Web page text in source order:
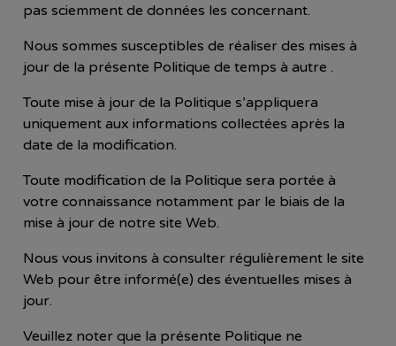
pas sciemment de données les concernant.
Nous sommes susceptibles de réaliser des mises à
jour de la présente Politique de temps à autre .
Toute mise à jour de la Politique s’appliquera
uniquement aux informations collectées après la
date de la modification.
Toute modification de la Politique sera portée à
votre connaissance notamment par le biais de la
mise à jour de notre site Web.
Nous vous invitons à consulter régulièrement le site
Web pour être informé(e) des éventuelles mises à
jour.
Veuillez noter que la présente Politique ne